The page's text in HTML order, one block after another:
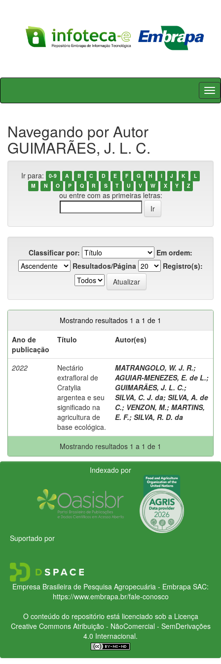
Skip
Navegando por Autor
GUIMARÃES, J. L. C.
Ir para: 0-9 A B C D E F G H I J K
L
M
N O P Q R S T U V W X Y Z
ou entre com as primeiras letras:
Classificar por:
Em ordem:
Resultados/Página
Registro(s):
Mostrando resultados 1 a 1 de 1
Ano de
publicação
Título Autor(es)
2022
Nectário
extrafloral de
Cratylia
argentea e seu
significado na
agricultura de
base ecológica.
MATRANGOLO, W. J. R.;
AGUIAR-MENEZES, E. de L.;
GUIMARÃES, J. L. C.;
SILVA, C. J. da; SILVA, A. de
C.; VENZON, M.; MARTINS,
E. F.; SILVA, R. D. da
Mostrando resultados 1 a 1 de 1
Indexado por
Suportado por
Empresa Brasileira de Pesquisa Agropecuária - Embrapa SAC:
https://www.embrapa.br/fale-conosco
O conteúdo do repositório está licenciado sob a Licença
Creative CommonsAtribuição - NãoComercial - SemDerivações
4.0 Internacional.